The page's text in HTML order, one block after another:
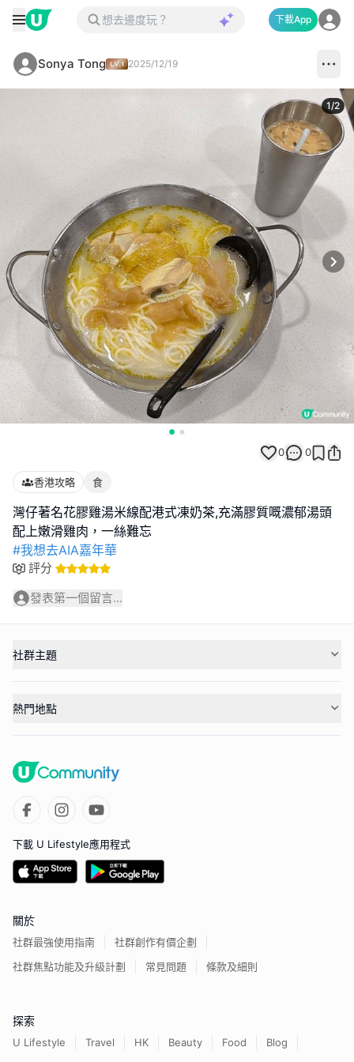
下載App
Sonya Tong 2025/12/19
1/2
0 0
香港攻略 食
灣仔著名花膠雞湯米線配港式凍奶茶,充滿膠質嘅濃郁湯頭
#我想去AIA嘉年華
評分
發表第一個留言...
社群主題
熱門地點
下載 U Lifestyle應用程式
關於
社群最強使用指南
社群創作有價企劃
社群焦點功能及升級計劃
常見問題 條款及細則
探索
U Lifestyle Travel HK Beauty Food
Blog